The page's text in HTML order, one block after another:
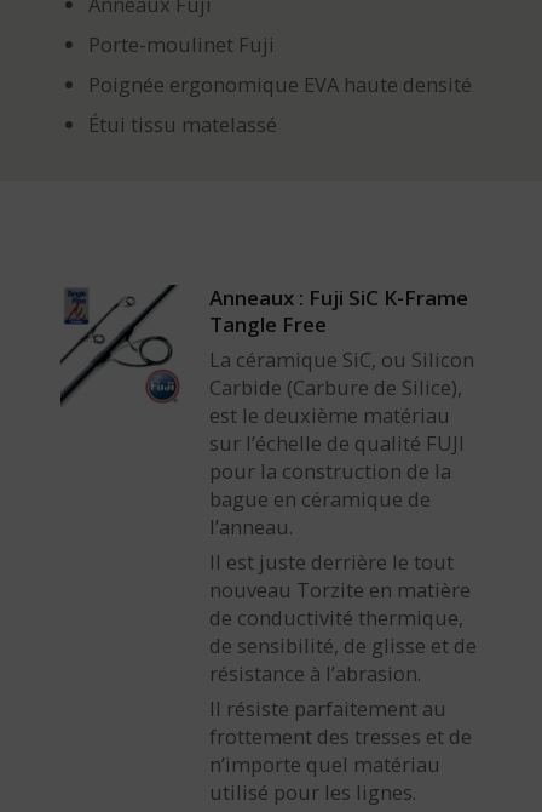
Porte-moulinet Fuji
Poignée ergonomique EVA haute densité
Étui tissu matelassé
Anneaux : Fuji SiC K-Frame
Tangle Free
La céramique SiC, ou Silicon
Carbide (Carbure de Silice),
est le deuxième matériau
sur l’échelle de qualité FUJI
pour la construction de la
bague en céramique de
l’anneau.
Il est juste derrière le tout
nouveau Torzite en matière
de conductivité thermique,
de sensibilité, de glisse et de
résistance à l’abrasion.
Il résiste parfaitement au
frottement des tresses et de
n’importe quel matériau
utilisé pour les lignes.